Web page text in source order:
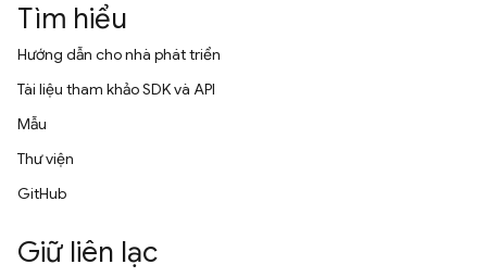
Tìm hiểu
Hướng dẫn cho nhà phát triển
Tài liệu tham khảo SDK và API
Mẫu
Thư viện
GitHub
Giữ liên lạc